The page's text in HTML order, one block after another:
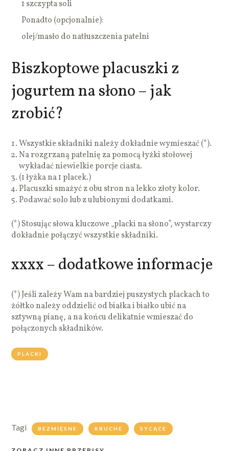
1 szczypta soli
Ponadto (opcjonalnie):
olej/masło do natłuszczenia patelni
Biszkoptowe placuszki z
jogurtem na słono – jak
zrobić?
Wszystkie składniki należy dokładnie wymieszać (*).
Na rozgrzaną patelnię za pomocą łyżki stołowej
wykładać niewielkie porcje ciasta.
(1 łyżka na 1 placek.)
Placuszki smażyć z obu stron na lekko złoty kolor.
Podawać solo lub z ulubionymi dodatkami.
(*) Stosując słowa kluczowe „placki na słono”, wystarczy
dokładnie połączyć wszystkie składniki.
xxxx – dodatkowe informacje
(*) Jeśli zależy Wam na bardziej puszystych plackach to
żółtko należy oddzielić od białka i białko ubić na
sztywną pianę, a na końcu delikatnie wmieszać do
połączonych składników.
PLACKI
Tagi BEZMIĘSNE KRUCHE SYCĄCE